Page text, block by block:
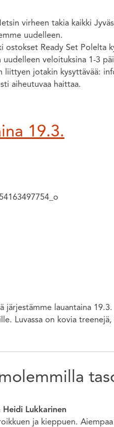
virheen takia kaikki
uudelleen.
ostokset Ready Set Polelta
veloituksina 1-3
liittyen jotakin kysyttävää:
aiheutuvaa haittaa.
19.3.
järjestämme lauantaina 19.3.
Luvassa on kovia
Lukkarinen
ja kieppuen.